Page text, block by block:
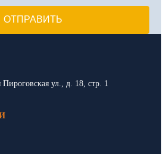
ОТПРАВИТЬ
ул., д. 18, стр. 1